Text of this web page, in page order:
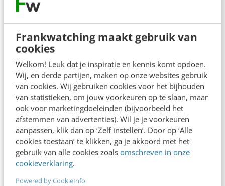
Frankwatching maakt gebruik van
cookies
Welkom! Leuk dat je inspiratie en kennis komt opdoen.
Wij, en derde partijen, maken op onze websites gebruik
van cookies. Wij gebruiken cookies voor het bijhouden
van statistieken, om jouw voorkeuren op te slaan, maar
ook voor marketingdoeleinden (bijvoorbeeld het
afstemmen van advertenties). Wil je je voorkeuren
aanpassen, klik dan op ‘Zelf instellen’. Door op ‘Alle
cookies toestaan’ te klikken, ga je akkoord met het
gebruik van alle cookies zoals omschreven in onze
cookieverklaring.
Powered by CookieInfo
Nieuwsbrieven
Over ons
Ons team
Werken bij
Whitepapers
Blog
AI & Tech
Content & Communicatie
Klantcontact & CX